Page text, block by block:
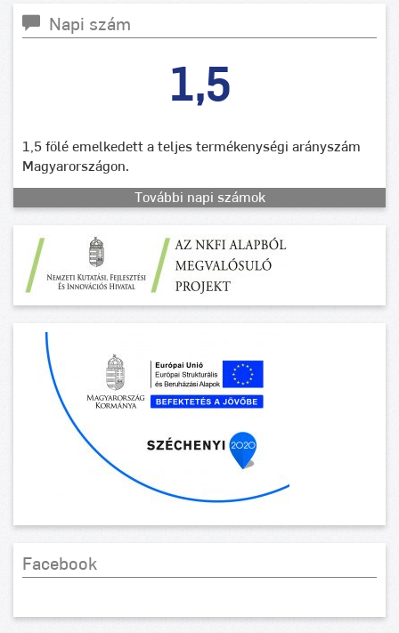
Napi szám
1,5
1,5 fölé emelkedett a teljes termékenységi arányszám
Magyarországon.
További napi számok
Facebook